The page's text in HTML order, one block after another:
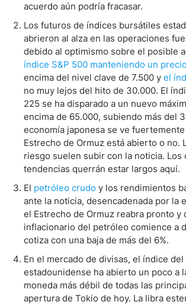
acuerdo aún podría fracasar.
Los futuros de índices bursátiles
abrieron al alza en las operaciones
debido al optimismo sobre el posible
índice S&P 500 manteniendo un
encima del nivel clave de 7.500 y el
no muy lejos del hito de 30.000. El
225 se ha disparado a un nuevo
encima de 65.000, subiendo más del
economía japonesa se ve
Estrecho de Ormuz está abierto o no.
riesgo suelen subir con la noticia. Los
tendencias querrán estar largos aquí.
El petróleo crudo y los rendimientos
ante la noticia, desencadenada por la
el Estrecho de Ormuz reabra pronto y
inflacionario del petróleo comience a
cotiza con una baja de más del 6%.
En el mercado de divisas, el índice
estadounidense ha abierto un poco a
moneda más débil de todas las
apertura de Tokio de hoy. La libra